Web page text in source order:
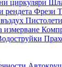
циркуляри
рендета Фрези
измерване